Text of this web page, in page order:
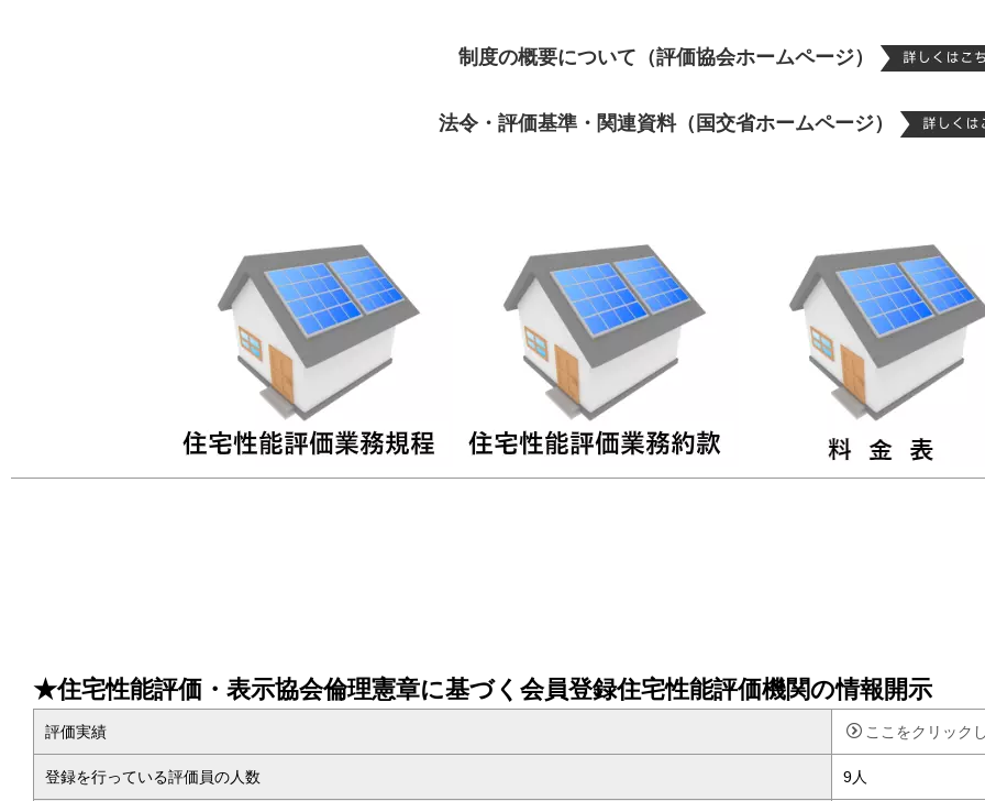
制度の概要について（評価協会ホームページ）
法令・評価基準・関連資料（国交省ホームページ）
★住宅性能評価・表示協会倫理憲章に基づく会員登録住宅性能評価機関の情報開示
評価実績 ここをクリック
登録を行っている評価員の人数 9人